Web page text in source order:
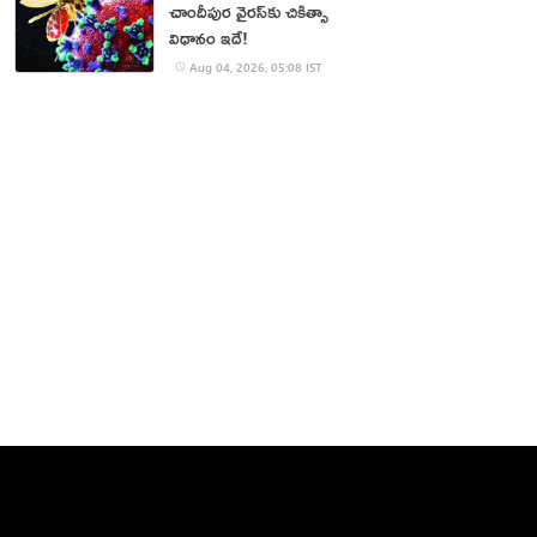
చాందీపుర వైరస్‌కు చికిత్సా
విధానం ఇదే!
Aug 04, 2026, 05:08 IST